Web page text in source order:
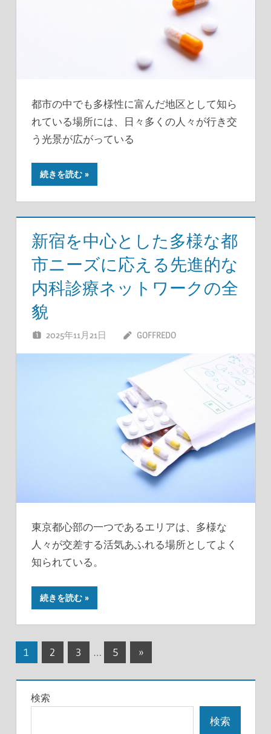
都市の中でも多様性に富んだ地区として知ら
れている場所には、日々多くの人々が行き交
う光景が広がっている
続きを読む
新宿を中心とした多様な都
市ニーズに応える先進的な
内科診療ネットワークの全
貌
2025年11月21日 GOFFREDO
東京都心部の一つであるエリアは、多様な
人々が交差する活気あふれる場所としてよく
知られている。
続きを読む
投
稿
の
1 2 3 … 5
次
事
»
検索
検索